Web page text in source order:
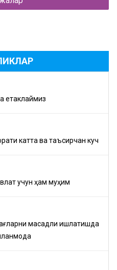
етаклаймиз
катта ва таъсирчан куч
учун ҳам муҳим
мақсадли ишлатишда